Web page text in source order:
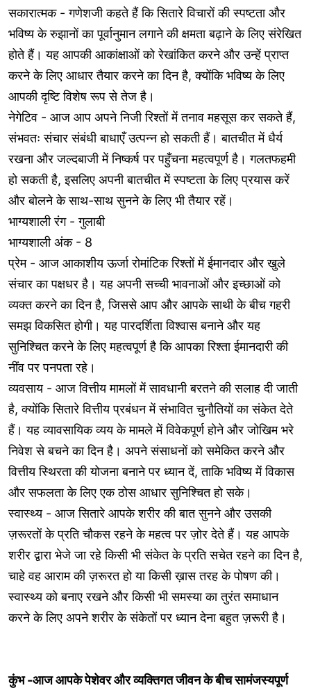
सकारात्मक - गणेशजी कहते हैं कि सितारे विचारों की स्पष्टता और
भविष्य के रुझानों का पूर्वानुमान लगाने की क्षमता बढ़ाने के लिए संरेखित
होते हैं। यह आपकी आकांक्षाओं को रेखांकित करने और उन्हें प्राप्त
करने के लिए आधार तैयार करने का दिन है, क्योंकि भविष्य के लिए
आपकी दृष्टि विशेष रूप से तेज है।
नेगेटिव - आज आप अपने निजी रिश्तों में तनाव महसूस कर सकते हैं,
संभवतः संचार संबंधी बाधाएँ उत्पन्न हो सकती हैं। बातचीत में धैर्य
रखना और जल्दबाजी में निष्कर्ष पर पहुँचना महत्वपूर्ण है। गलतफहमी
हो सकती है, इसलिए अपनी बातचीत में स्पष्टता के लिए प्रयास करें
और बोलने के साथ-साथ सुनने के लिए भी तैयार रहें।
भाग्यशाली रंग - गुलाबी
भाग्यशाली अंक - 8
प्रेम - आज आकाशीय ऊर्जा रोमांटिक रिश्तों में ईमानदार और खुले
संचार का पक्षधर है। यह अपनी सच्ची भावनाओं और इच्छाओं को
व्यक्त करने का दिन है, जिससे आप और आपके साथी के बीच गहरी
समझ विकसित होगी। यह पारदर्शिता विश्वास बनाने और यह
सुनिश्चित करने के लिए महत्वपूर्ण है कि आपका रिश्ता ईमानदारी की
नींव पर पनपता रहे।
व्यवसाय - आज वित्तीय मामलों में सावधानी बरतने की सलाह दी जाती
है, क्योंकि सितारे वित्तीय प्रबंधन में संभावित चुनौतियों का संकेत देते
हैं। यह व्यावसायिक व्यय के मामले में विवेकपूर्ण होने और जोखिम भरे
निवेश से बचने का दिन है। अपने संसाधनों को समेकित करने और
वित्तीय स्थिरता की योजना बनाने पर ध्यान दें, ताकि भविष्य में विकास
और सफलता के लिए एक ठोस आधार सुनिश्चित हो सके।
स्वास्थ्य - आज सितारे आपके शरीर की बात सुनने और उसकी
ज़रूरतों के प्रति चौकस रहने के महत्व पर ज़ोर देते हैं। यह आपके
शरीर द्वारा भेजे जा रहे किसी भी संकेत के प्रति सचेत रहने का दिन है,
चाहे वह आराम की ज़रूरत हो या किसी ख़ास तरह के पोषण की।
स्वास्थ्य को बनाए रखने और किसी भी समस्या का तुरंत समाधान
करने के लिए अपने शरीर के संकेतों पर ध्यान देना बहुत ज़रूरी है।
कुंभ -आज आपके पेशेवर और व्यक्तिगत जीवन के बीच सामंजस्यपूर्ण